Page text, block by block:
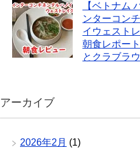
【ベトナム
ンターコン
イウェスト
朝食レポー
とクラブラウ
アーカイブ
2026年2月 (1)